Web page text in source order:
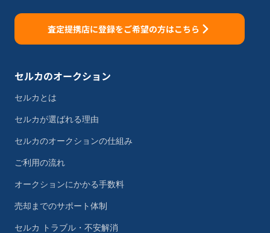
査定提携店に登録をご希望の方はこちら
セルカのオークション
セルカとは
セルカが選ばれる理由
セルカのオークションの仕組み
ご利用の流れ
オークションにかかる手数料
売却までのサポート体制
セルカ トラブル・不安解消